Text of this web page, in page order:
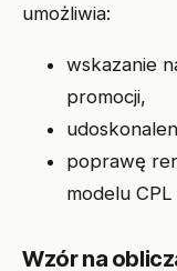
umożliwia:
wskazanie
promocji,
poprawę
modelu CPL
Wzór na